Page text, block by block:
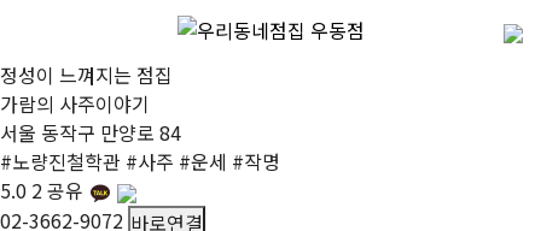
정성이 느껴지는 점집
가람의 사주이야기
서울 동작구 만양로 84
#노량진철학관 #사주 #운세 #작명
5.0 2공유
02-3662-9072 바로연결